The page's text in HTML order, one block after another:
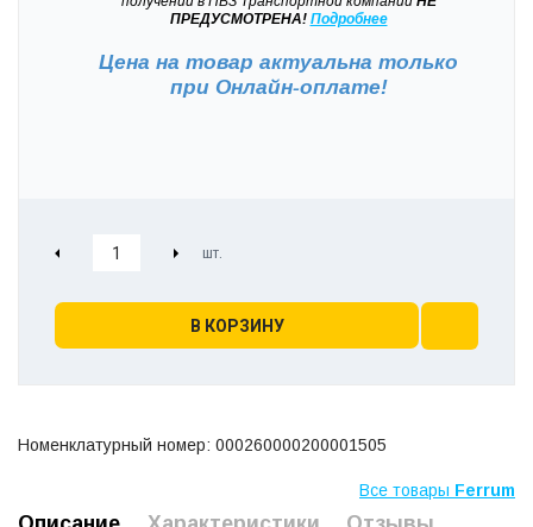
ПРЕДУСМОТРЕНА! Подробнее
Цена на товар актуальна только
при Онлайн-оплате!
В КОРЗИНУ
Номенклатурный номер: 000260000200001505
Все товары Ferrum